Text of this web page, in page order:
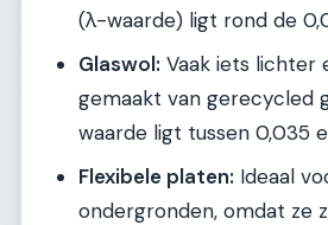
(λ-waarde) ligt rond de
Glaswol: Vaak iets lichter
gemaakt van gerecycled
waarde ligt tussen 0,035
Flexibele platen: Ideaal
ondergronden, omdat ze